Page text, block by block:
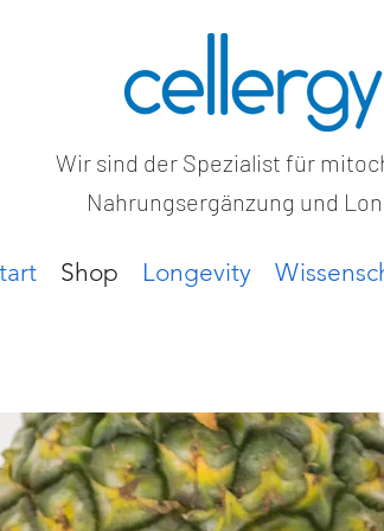
Wir sind der Spezialist für
Nahrungsergänzung und
Shop Longevity